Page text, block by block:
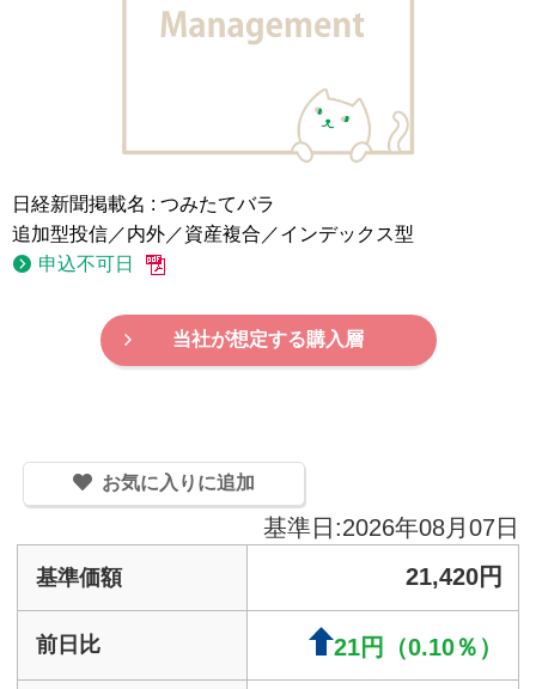
日経新聞掲載名 : つみたてバラ
追加型投信／内外／資産複合／インデックス型
申込不可日
当社が想定する購入層